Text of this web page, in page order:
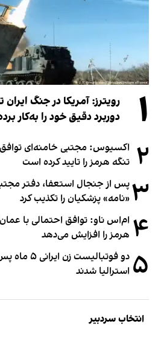
۱
رویترز: آمریکا در جنگ
دوربرد دقیق خود را به‌کار
۲ اکسیوس: مجتبی خامنه‌ای توافق
تنگه هرمز را تایید کرده است
۳پس از جنجال استعفا، دفتر
«نامه» پزشکیان را تکذیب کرد
۴ ام‌اس ناو: توافق احتمالی با
هرمز را افزایش می‌دهد
۵
دو
استرالیا شدند
انتخاب سردبیر